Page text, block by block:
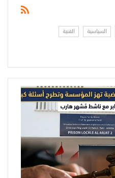
السياسية
الفنية